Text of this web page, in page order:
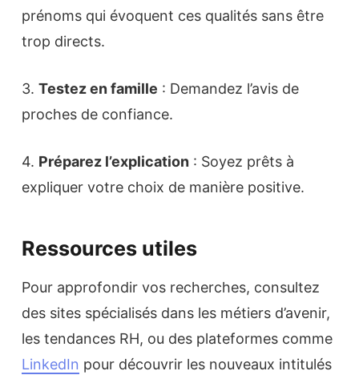
prénoms qui évoquent ces qualités sans être
trop directs.
3. Testez en famille : Demandez l’avis de
proches de confiance.
4. Préparez l’explication : Soyez prêts à
expliquer votre choix de manière positive.
Ressources utiles
Pour approfondir vos recherches, consultez
des sites spécialisés dans les métiers d’avenir,
les tendances RH, ou des plateformes comme
LinkedIn pour découvrir les nouveaux intitulés